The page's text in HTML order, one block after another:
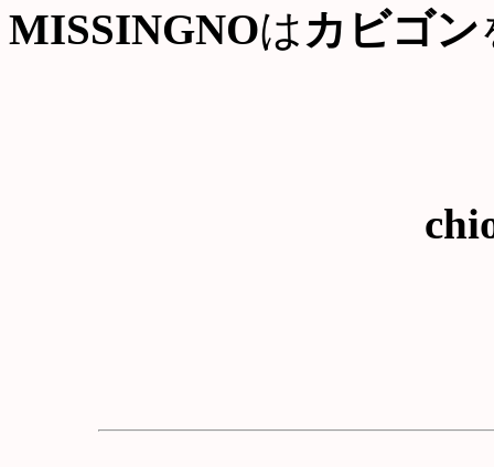
MISSINGNOは カビゴン